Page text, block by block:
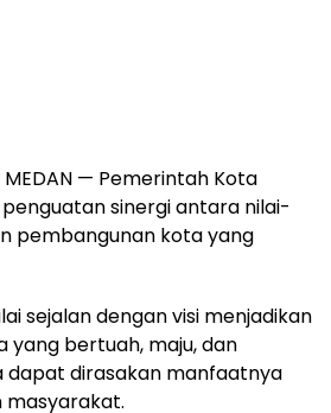
MEDAN — Pemerintah Kota
sinergi antara nilai-
pembangunan kota yang
sejalan dengan visi menjadikan
yang bertuah, maju, dan
dapat dirasakan manfaatnya
masyarakat.